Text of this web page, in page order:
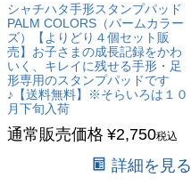
シャチハタ手形スタンプパッド
PALM COLORS（パームカラー
ズ）【よりどり４個セット販
売】お子さまの成長記録をかわ
いく、キレイに残せる手形・足
形専用のスタンプパッドです
♪【送料無料】※そらいろは１０
月下旬入荷
通常販売価格 ¥2,750税込
詳細を見る